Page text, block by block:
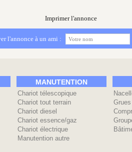
Imprimer l'annonce
l'annonce à un ami :
MANUTENTION
Chariot télescopique
Chariot tout terrain
Chariot diesel
Chariot essence/gaz
Chariot électrique
Manutention autre
Grues